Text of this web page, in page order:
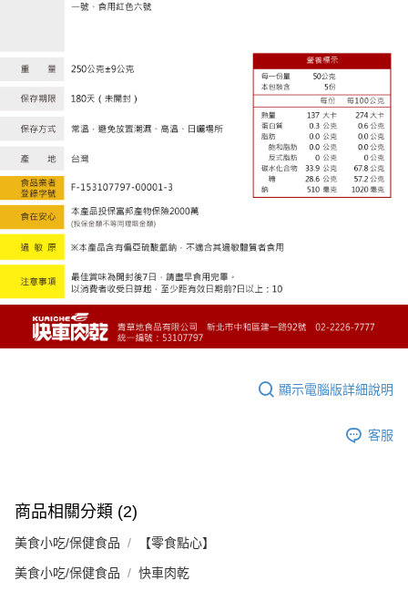
顯示電腦版詳細說明
客服
商品相關分類 (2)
美食小吃/保健食品 【零食點心】
美食小吃/保健食品 快車肉乾